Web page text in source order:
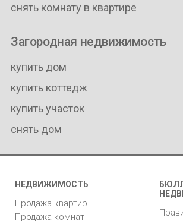
снять комнату в квартире
Загородная недвижимость
купить дом
купить коттедж
купить участок
снять дом
НЕДВИЖИМОСТЬ
Продажа квартир
Продажа комнат